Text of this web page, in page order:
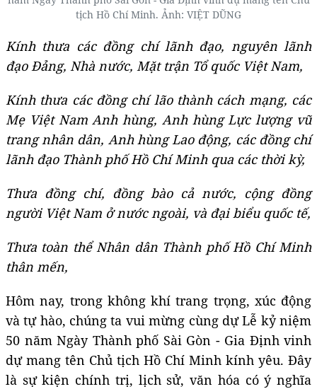
tịch Hồ Chí Minh. Ảnh: VIỆT DŨNG
Kính thưa các đồng chí lãnh đạo, nguyên lãnh
đạo Đảng, Nhà nước, Mặt trận Tổ quốc Việt Nam,
Kính thưa các đồng chí lão thành cách mạng, các
Mẹ Việt Nam Anh hùng, Anh hùng Lực lượng vũ
trang nhân dân, Anh hùng Lao động, các đồng chí
lãnh đạo Thành phố Hồ Chí Minh qua các thời kỳ,
Thưa đồngchí, đồng bào cả nước, cộng đồng
người Việt Nam ở nước ngoài, và đại biểu quốc tế,
Thưa toàn thể Nhân dânThành phố Hồ Chí Minh
thân mến,
Hôm nay, trong không khí trang trọng, xúc động
và tự hào, chúng ta vui mừng cùng dự Lễ kỷ niệm
50 năm Ngày Thành phố Sài Gòn - Gia Định vinh
dự mang tên Chủ tịch Hồ Chí Minh kính yêu. Đây
là sự kiện chính trị, lịch sử, văn hóa có ý nghĩa